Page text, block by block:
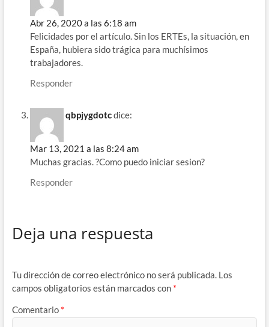
Abr 26, 2020 a las 6:18 am
Felicidades por el artículo. Sin los ERTEs, la situación, en
España, hubiera sido trágica para muchísimos
trabajadores.
Responder
qbpjygdotcdice:
Mar 13, 2021 a las 8:24 am
Muchas gracias. ?Como puedo iniciar sesion?
Responder
Deja una respuesta
Tu dirección de correo electrónico no será publicada. Los
campos obligatorios están marcados con *
Comentario *